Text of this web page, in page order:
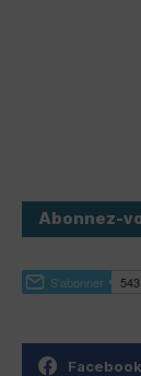
Abonnez-
Facebook